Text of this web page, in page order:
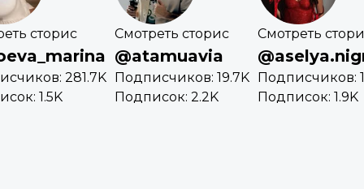
сторис
281.7K
1.5K
Смотреть сторис
@atamuavia
Подписчиков: 19.7K
Подписок: 2.2K
Смотреть
Подписчиков:
Подписок: 1.9K